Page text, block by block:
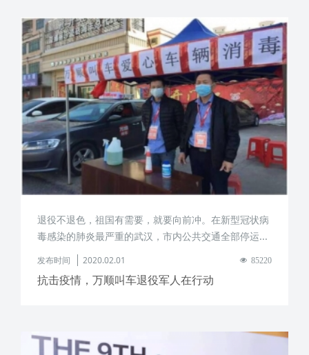
退役不退色，祖国有需要，就要向前冲。在新型冠状病
毒感染的肺炎最严重的武汉，市内公共交通全部停运...
发布时间 2020.02.01 85220
抗击疫情，万顺叫车退役军人在行动